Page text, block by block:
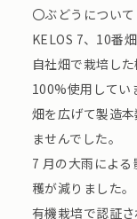
〇ぶどうについて
KELOS 7、10番畑
自社畑で栽培し
100%使用してい
畑を広げて製造
ませんでした。
7 月の大雨によ
穫が減りました。
有機栽培で認証